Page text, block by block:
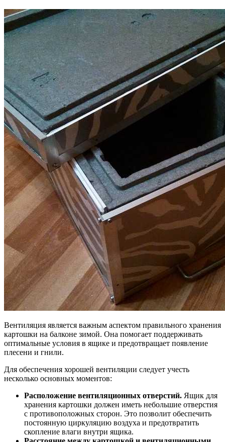
Вентиляция является важным аспектом правильного хранения
картошки на балконе зимой. Она помогает поддерживать
оптимальные условия в ящике и предотвращает появление
плесени и гнили.
Для обеспечения хорошей вентиляции следует учесть
несколько основных моментов:
Расположение вентиляционных отверстий. Ящик для
хранения картошки должен иметь небольшие отверстия
с противоположных сторон. Это позволит обеспечить
постоянную циркуляцию воздуха и предотвратить
скопление влаги внутри ящика.